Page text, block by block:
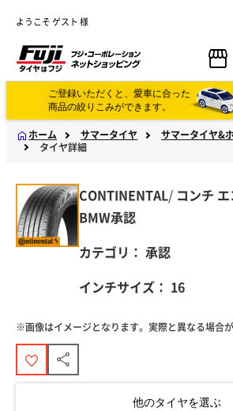
ようこそ ゲスト 様
ご登録いただくと、愛車に合った
商品の絞りこみができます。
ホーム サマータイヤ
サマータイヤ&
タイヤ詳細
CONTINENTAL/ コンチ
BMW承認
カテゴリ： 承認
インチサイズ： 16
※画像はイメージとなります。実際と異なる場合が
他のタイヤを選ぶ